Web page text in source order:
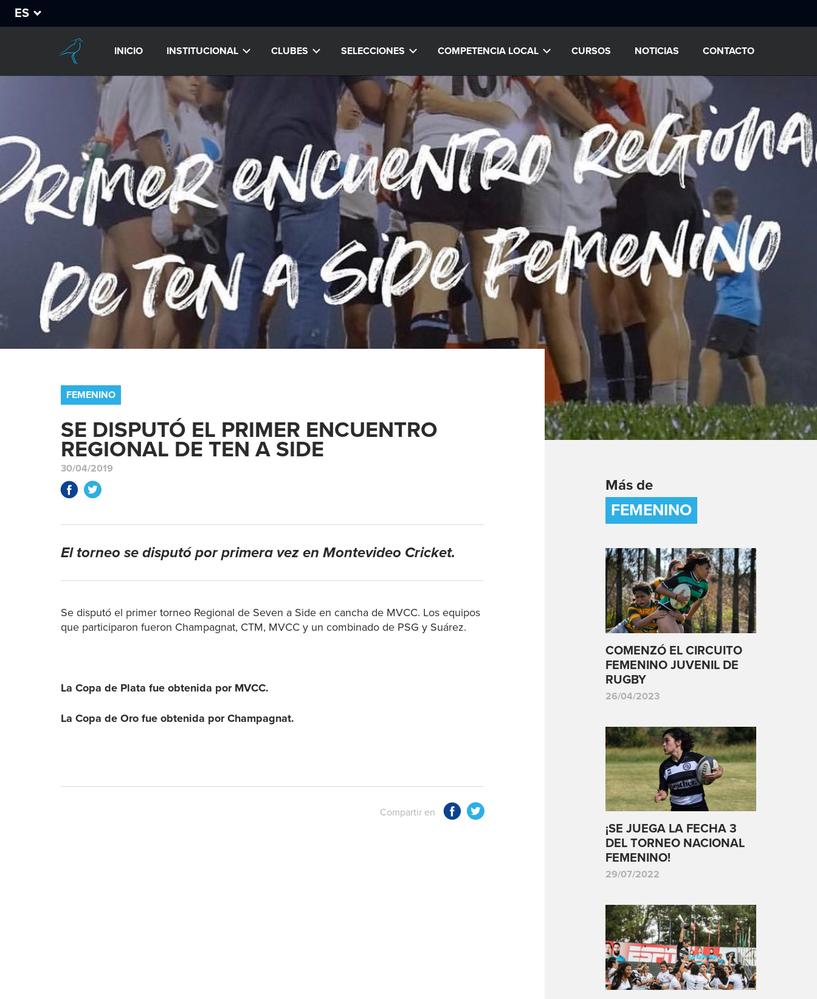
ES
INICIO INSTITUCIONAL CLUBES SELECCIONES COMPETENCIA LOCAL CURSOS NOTICIAS CONTACTO
FEMENINO
SE DISPUTÓ EL PRIMER ENCUENTRO
REGIONAL DE TEN A SIDE
30/04/2019
El torneo se disputó por primera vez en Montevideo Cricket.
Se disputó el primer torneo Regional de Seven a Side en cancha de MVCC. Los equipos
que participaron fueron Champagnat, CTM, MVCC y un combinado de PSG y Suárez.
La Copa de Plata fue obtenida por MVCC.
La Copa de Oro fue obtenida por Champagnat.
Compartir en
Más de
FEMENINO
COMENZÓ EL CIRCUITO
FEMENINO JUVENIL DE
RUGBY
26/04/2023
¡SE JUEGA LA FECHA 3
DEL TORNEO NACIONAL
FEMENINO!
29/07/2022